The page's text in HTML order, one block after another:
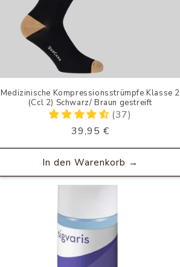
Medizinische Kompressionsstrümpfe Klasse 2
(Ccl 2) Schwarz/ Braun gestreift
(37)
Normaler
Preis
39,95 €
In den Warenkorb →